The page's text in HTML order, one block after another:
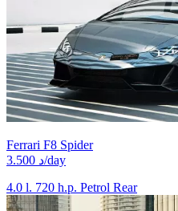
Ferrari F8 Spider
3.500 د/day
4.0 l. 720 h.p. Petrol Rear